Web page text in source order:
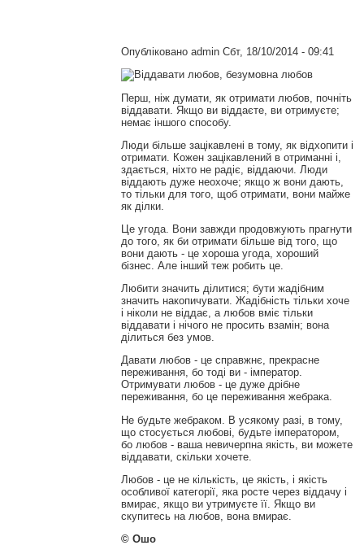
Опубліковано adminСбт, 18/10/2014 - 09:41
Перш, ніж думати, як отримати любов, почніть
віддавати. Якщо ви віддаєте, ви отримуєте;
немає іншого способу.
Люди більше зацікавлені в тому, як відхопити і
отримати. Кожен зацікавлений в отриманні і,
здається, ніхто не радіє, віддаючи. Люди
віддають дуже неохоче; якщо ж вони дають,
то тільки для того, щоб отримати, вони майже
як ділки.
Це угода. Вони завжди продовжують прагнути
до того, як би отримати більше від того, що
вони дають - це хороша угода, хороший
бізнес. Але інший теж робить це.
Любити значить ділитися; бути жадібним
значить накопичувати. Жадібність тільки хоче
і ніколи не віддає, а любов вміє тільки
віддавати і нічого не просить взамін; вона
ділиться без умов.
Давати любов - це справжнє, прекрасне
переживання, бо тоді ви - імператор.
Отримувати любов - це дуже дрібне
переживання, бо це переживання жебрака.
Не будьте жебраком. В усякому разі, в тому,
що стосується любові, будьте імператором,
бо любов - ваша невичерпна якість, ви можете
віддавати, скільки хочете.
Любов - це не кількість, це якість, і якість
особливої ​​категорії, яка росте через віддачу і
вмирає, якщо ви утримуєте її. Якщо ви
скупитесь на любов, вона вмирає.
© Ошо